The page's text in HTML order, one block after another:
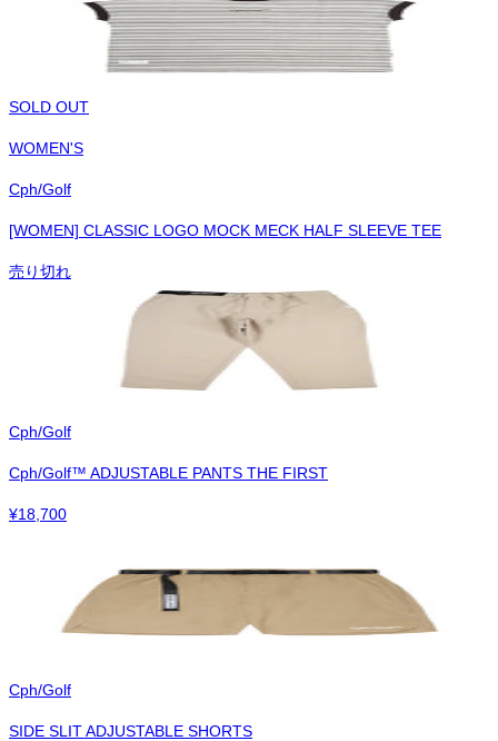
SOLD OUT
WOMEN'S
Cph/Golf
[WOMEN] CLASSIC LOGO MOCK MECK HALF SLEEVE TEE
売り切れ
Cph/Golf
Cph/Golf™︎ ADJUSTABLE PANTS THE FIRST
¥18,700
Cph/Golf
SIDE SLIT ADJUSTABLE SHORTS